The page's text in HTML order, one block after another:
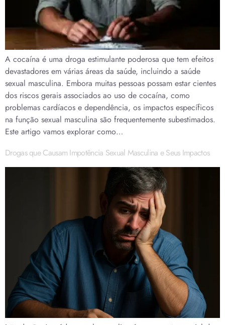
A cocaína é uma droga estimulante poderosa que tem efeitos
devastadores em várias áreas da saúde, incluindo a saúde
sexual masculina. Embora muitas pessoas possam estar cientes
dos riscos gerais associados ao uso de cocaína, como
problemas cardíacos e dependência, os impactos específicos
na função sexual masculina são frequentemente subestimados.
Este artigo vamos explorar como…
Drogas que Causam Impotência Sexual Masculina e Seus Impactos